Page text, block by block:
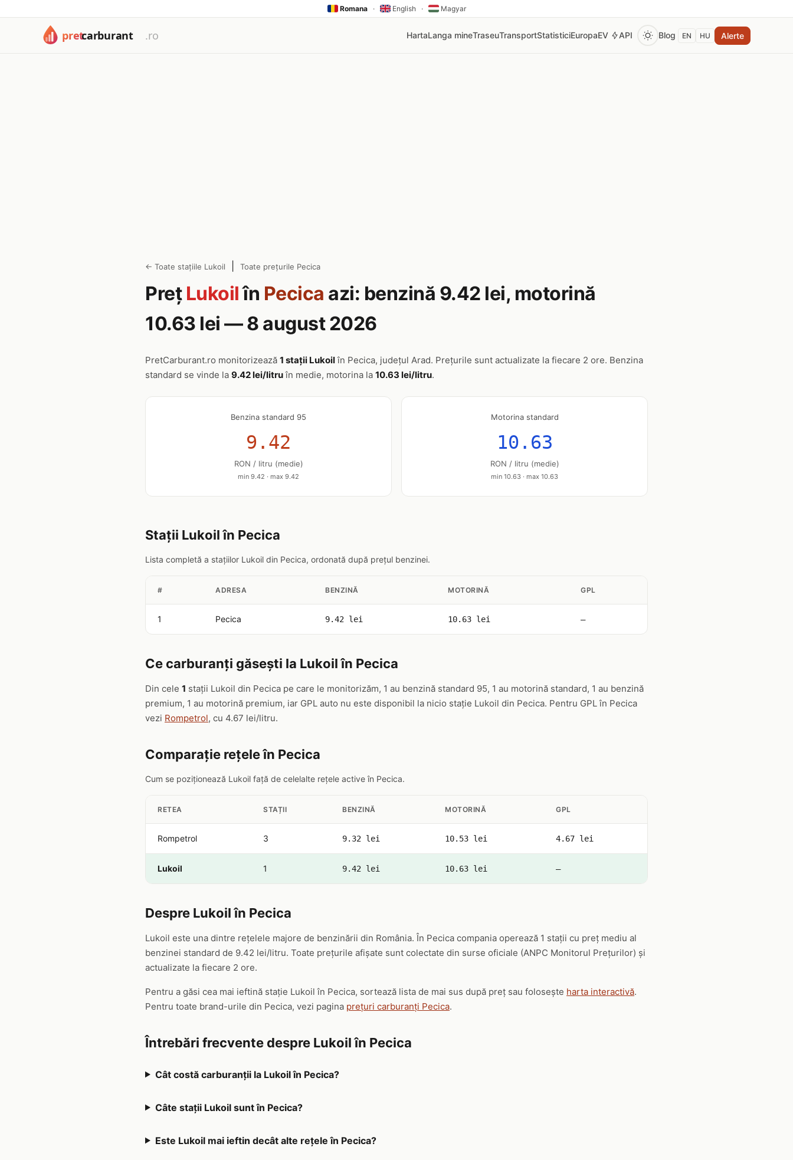
Romana · English · Magyar
HartaLanga mineTraseuTransportStatisticiEuropaEV API Blog EN HU Alerte
← Toate stațiile Lukoil Toate prețurile Pecica
Preț Lukoilîn Pecica azi: benzină 9.42 lei, motorină
10.63 lei — 8 august 2026
PretCarburant.ro monitorizează 1 stații Lukoilîn Pecica, județul Arad. Prețurile sunt actualizate la fiecare 2 ore. Benzina
standard se vinde la 9.42 lei/litruîn medie, motorina la 10.63 lei/litru.
Benzina standard 95
9.42
RON / litru (medie)
min 9.42 · max 9.42
Motorina standard
10.63
RON / litru (medie)
min 10.63 · max 10.63
Stații Lukoil în Pecica
Lista completă a stațiilor Lukoil din Pecica, ordonată după prețul benzinei.
# ADRESA BENZINĂ MOTORINĂ GPL
1 Pecica 9.42 lei 10.63 lei —
Ce carburanți găsești la Lukoil în Pecica
Din cele 1 stații Lukoil din Pecica pe care le monitorizăm, 1 au benzină standard 95, 1 au motorină standard, 1 au benzină
premium, 1 au motorină premium, iar GPL auto nu este disponibil la nicio stație Lukoil din Pecica. Pentru GPL în Pecica
vezi Rompetrol, cu 4.67 lei/litru.
Comparație rețele în Pecica
Cum se poziționează Lukoil față de celelalte rețele active în Pecica.
RETEA STAȚII BENZINĂ MOTORINĂ GPL
Rompetrol 3 9.32 lei 10.53 lei 4.67 lei
Lukoil 1 9.42 lei 10.63 lei —
Despre Lukoil în Pecica
Lukoil este una dintre rețelele majore de benzinării din România. În Pecica compania operează 1 stații cu preț mediu al
benzinei standard de 9.42 lei/litru. Toate prețurile afișate sunt colectate din surse oficiale (ANPC Monitorul Prețurilor) și
actualizate la fiecare 2 ore.
Pentru a găsi cea mai ieftină stație Lukoil în Pecica, sortează lista de mai sus după preț sau folosește harta interactivă.
Pentru toate brand-urile din Pecica, vezi pagina prețuri carburanți Pecica.
Întrebări frecvente despre Lukoil în Pecica
Cât costă carburanții la Lukoil în Pecica?
Câte stații Lukoil sunt în Pecica?
Este Lukoil mai ieftin decât alte rețele în Pecica?